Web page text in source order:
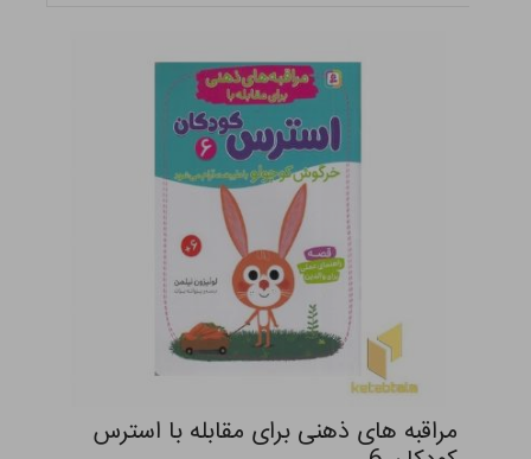
مراقبه های ذهنی برای مقابله با استرس